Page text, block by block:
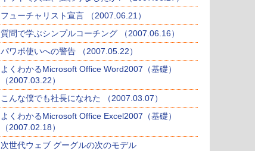
フューチャリスト宣言 （2007.06.21）
質問で学ぶシンプルコーチング （2007.06.16）
パワポ使いへの警告 （2007.05.22）
よくわかるMicrosoft Office Word2007（基礎）
（2007.03.22）
こんな僕でも社長になれた （2007.03.07）
よくわかるMicrosoft Office Excel2007（基礎）
（2007.02.18）
次世代ウェブ グーグルの次のモデル